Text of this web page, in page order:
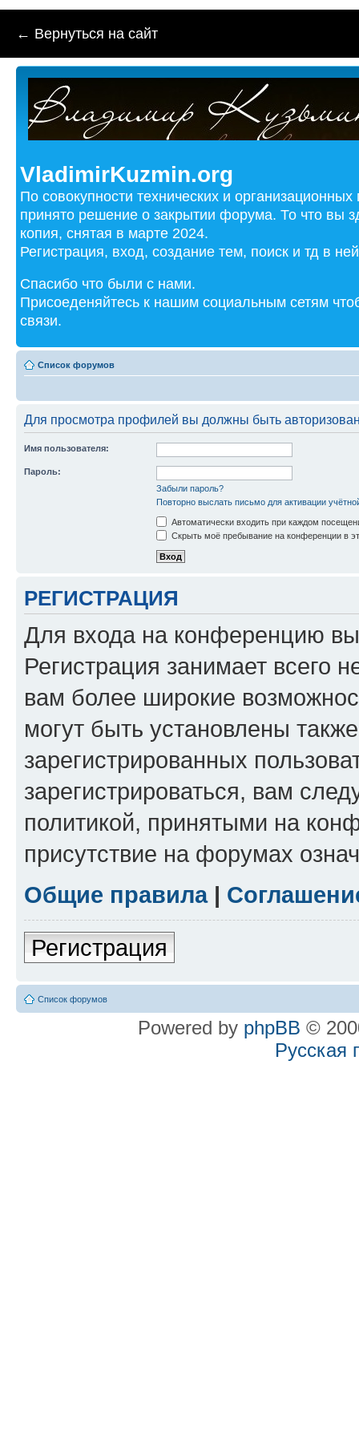
← Вернуться на сайт
VladimirKuzmin.org
По совокупности технических и
принято решение о закрытии форума. То что вы
копия, снятая в марте 2024.
Регистрация, вход, создание тем, поиск и тд в
Спасибо что были с нами.
Присоеденяйтесь к нашим социальным сетям
связи.
Список форумов
Для просмотра профилей вы должны быть
Имя пользователя:
Пароль:
Забыли пароль?
Повторно выслать письмо для активации
Автоматически входить при каждом
Скрыть моё пребывание на конференции в
РЕГИСТРАЦИЯ
Для входа на конференцию
Регистрация занимает всего
вам более широкие
могут быть установлены
зарегистрированных
зарегистрироваться, вам
политикой, принятыми на
присутствие на форумах
Общие правила|
Регистрация
Список форумов
Powered by phpBB ©
Русская